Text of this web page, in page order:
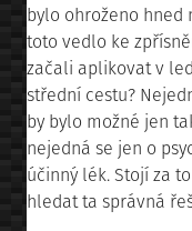
bylo ohroženo hned
toto vedlo ke
začali aplikovat v
střední cestu?
by bylo možné jen
nejedná se jen o
účinný lék. Stojí za
hledat ta správná